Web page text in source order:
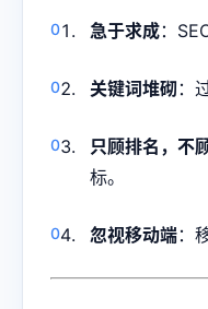
急于求成：
关键词堆砌：
只顾排名，不
标。
忽视移动端：